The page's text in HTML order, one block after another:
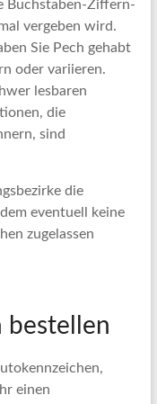
Buchstaben-Ziffern-
vergeben wird.
Sie Pech gehabt
oder variieren.
lesbaren
die
sind
die
eventuell keine
zugelassen
bestellen
einen